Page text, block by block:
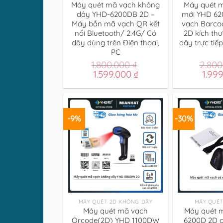
Máy quét mã vạch không
dây YHD-6200DB 2D –
Máy bắn mã vạch QR kết
nối Bluetooth/ 2.4G/ Có
dây dùng trên Điện thoại,
PC
1.800.000₫
Giá
là:
1.800.000 ₫.
1.599.000 ₫Giá
tại
là:
1.599.000 ₫.
Máy quét
mới YHD
vạch
2D kích
dây trực
Giá
là:
-9%
MÁY QUÉT 2D KHÔNG DÂY
Máy quét mã vạch
Qrcode(2D) YHD 1100DW
-30%
MÁY
Máy quét
6200D 2D